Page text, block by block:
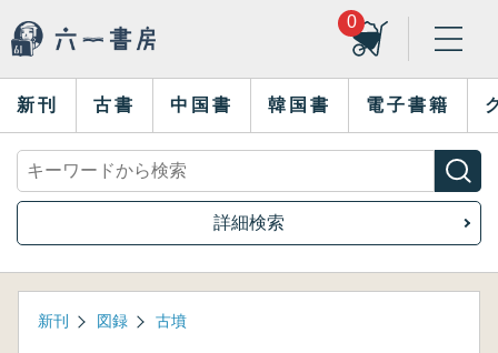
0
新刊 古書 中国書 韓国書 電子書籍
詳細検索
新刊 図録 古墳